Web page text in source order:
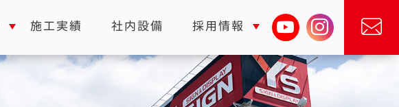
施工実績 社内設備 採用情報